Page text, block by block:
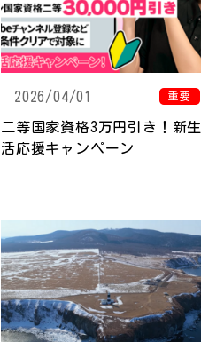
2026/04/01 重要
二等国家資格3万円引き！新生
活応援キャンペーン